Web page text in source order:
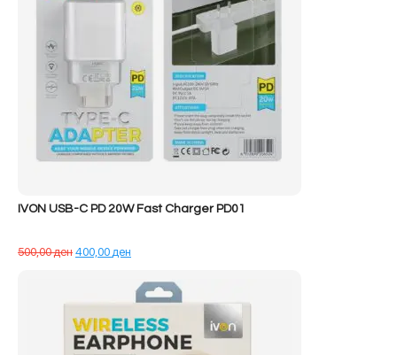
IVON USB-C PD 20W Fast Charger PD01
500,00денÇmimi
400,00ден
tanishëm
është:
400,00 ден.